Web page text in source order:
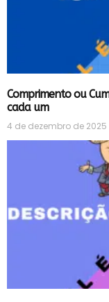
Comprimento ou
cada um
4 de dezembro de 2025